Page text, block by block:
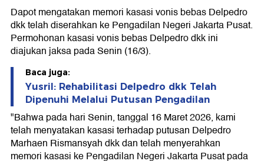
Dapot mengatakan memori kasasi vonis bebas Delpedro
dkk telah diserahkan ke Pengadilan Negeri Jakarta Pusat.
Permohonan kasasi vonis bebas Delpedro dkk ini
diajukan jaksa pada Senin (16/3).
Baca juga:
Yusril: Rehabilitasi Delpedro dkk Telah
Dipenuhi Melalui Putusan Pengadilan
"Bahwa pada hari Senin, tanggal 16 Maret 2026, kami
telah menyatakan kasasi terhadap putusan Delpedro
Marhaen Rismansyah dkk dan telah menyerahkan
memori kasasi ke Pengadilan Negeri Jakarta Pusat pada